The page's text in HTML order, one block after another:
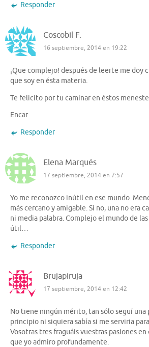
Responder
Coscobil F.
16 septiembre, 2014 en 19:22
¡Que complejo! después de leerte me doy
que soy en ésta materia.
Te felicito por tu caminar en éstos
Encar
Responder
Elena Marqués
17 septiembre, 2014 en 7:57
Yo me reconozco inútil en ese mundo.
más cercano y amigable. Si no, una no era
ni media palabra. Complejo el mundo de
útil…
Responder
Brujapiruja
17 septiembre, 2014 en 12:42
No tiene ningún mérito, tan sólo seguí una
principio ni siquiera sabía si me serviria
Vosotras tres fraguáis vuestras pasiones
que yo admiro profundamente.